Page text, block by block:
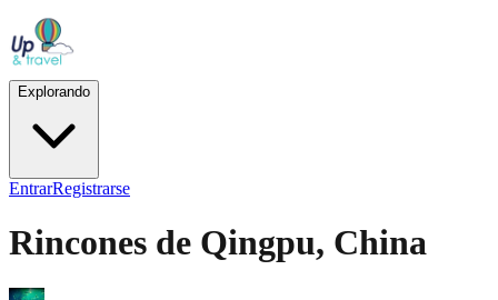
Explorando
EntrarRegistrarse
Rincones de Qingpu, China